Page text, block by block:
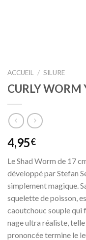
ACCUEIL / SILURE
CURLY WORM
4,95€
Le Shad Worm de 17
développé par Stefan
simplement magique.
squelette de poisson,
caoutchouc souple qui
nage ultra réaliste,
prononcée termine le